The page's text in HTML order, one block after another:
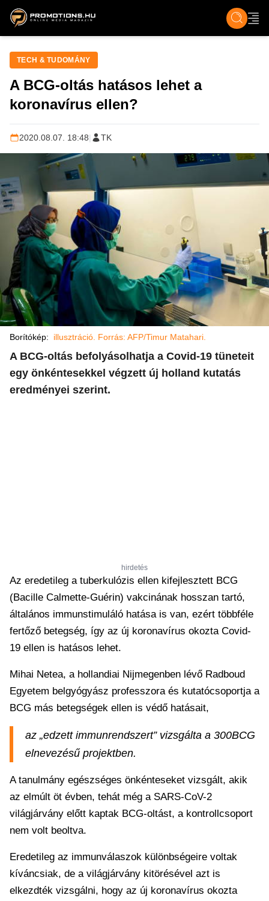
ZENE, FILM & KULT ÉLET TECH &
TECH & TUDOMÁNY
A BCG-oltás hatásos lehet a
koronavírus ellen?
2020.08.07. 18:48| TK
Borítókép: illusztráció. Forrás: AFP/Timur Matahari.
A BCG-oltás befolyásolhatja a Covid-19 tüneteit
egy önkéntesekkel végzett új holland kutatás
eredményei szerint.
hirdetés
Az eredetileg a tuberkulózis ellen kifejlesztett BCG
(Bacille Calmette-Guérin) vakcinának hosszan tartó,
általános immunstimuláló hatása is van, ezért többféle
fertőző betegség, így az új koronavírus okozta Covid-
19 ellen is hatásos lehet.
Mihai Netea, a hollandiai Nijmegenben lévő Radboud
Egyetem belgyógyász professzora és kutatócsoportja a
BCG más betegségek ellen is védő hatásait,
az „edzett immunrendszert” vizsgálta a 300BCG
elnevezésű projektben.
A tanulmány egészséges önkénteseket vizsgált, akik
az elmúlt öt évben, tehát még a SARS-CoV-2
világjárvány előtt kaptak BCG-oltást, a kontrollcsoport
nem volt beoltva.
Eredetileg az immunválaszok különbségeire voltak
kíváncsiak, de a világjárvány kitörésével azt is
elkezdték vizsgálni, hogy az új koronavírus okozta